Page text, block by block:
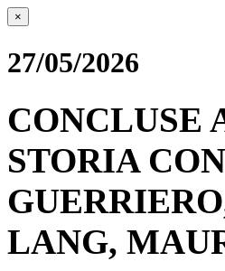
×
27/05/2026
CONCLUSE
STORIA
LANG,